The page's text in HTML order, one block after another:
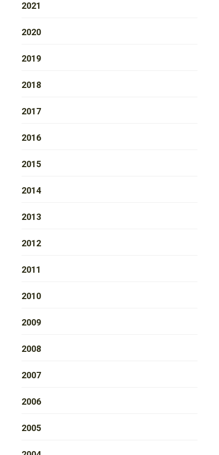
2021
2020
2019
2018
2017
2016
2015
2014
2013
2012
2011
2010
2009
2008
2007
2006
2005